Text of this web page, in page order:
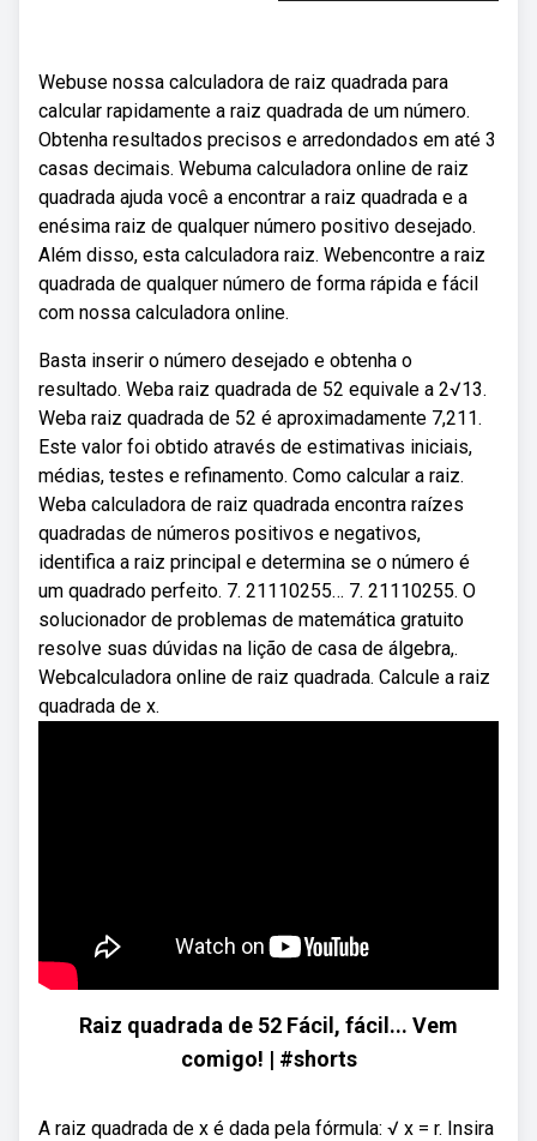
Webuse nossa calculadora de raiz quadrada para
calcular rapidamente a raiz quadrada de um número.
Obtenha resultados precisos e arredondados em até 3
casas decimais. Webuma calculadora online de raiz
quadrada ajuda você a encontrar a raiz quadrada e a
enésima raiz de qualquer número positivo desejado.
Além disso, esta calculadora raiz. Webencontre a raiz
quadrada de qualquer número de forma rápida e fácil
com nossa calculadora online.
Basta inserir o número desejado e obtenha o
resultado. Weba raiz quadrada de 52 equivale a 2√13.
Weba raiz quadrada de 52 é aproximadamente 7,211.
Este valor foi obtido através de estimativas iniciais,
médias, testes e refinamento. Como calcular a raiz.
Weba calculadora de raiz quadrada encontra raízes
quadradas de números positivos e negativos,
identifica a raiz principal e determina se o número é
um quadrado perfeito. 7. 21110255… 7. 21110255. O
solucionador de problemas de matemática gratuito
resolve suas dúvidas na lição de casa de álgebra,.
Webcalculadora online de raiz quadrada. Calcule a raiz
quadrada de x.
Raiz quadrada de 52 Fácil, fácil... Vem
comigo! | #shorts
A raiz quadrada de x é dada pela fórmula: √ x = r. Insira